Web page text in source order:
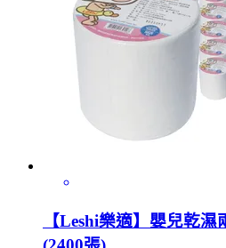
【Leshi樂適】嬰兒乾